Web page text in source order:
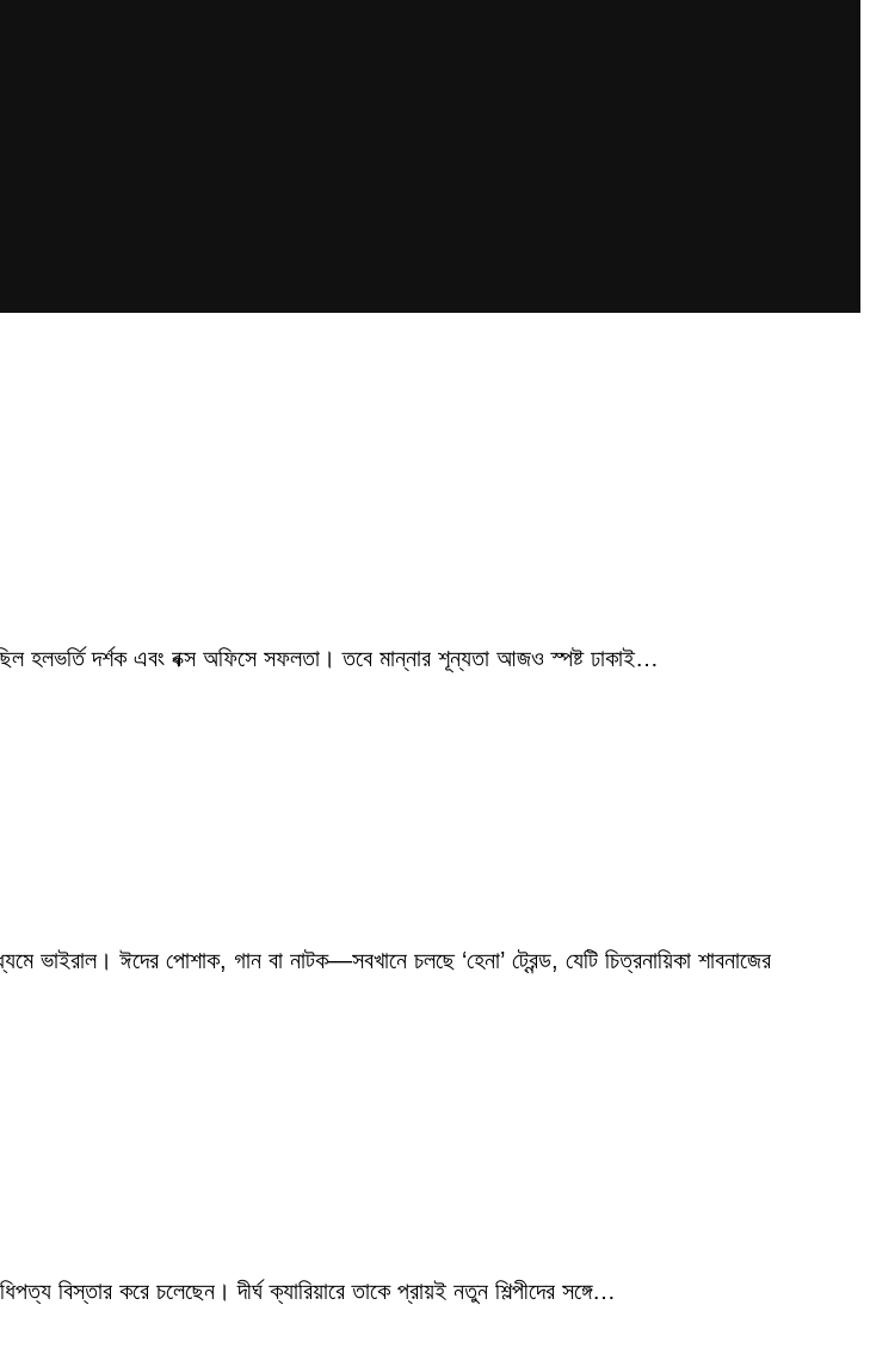
হলভর্তি দর্শক এবং বক্স অফিসে সফলতা। তবে মান্নার শূন্যতা আজও স্পষ্ট ঢাকাই…
ভাইরাল। ঈদের পোশাক, গান বা নাটক—সবখানে চলছে ‘হেনা’ ট্রেন্ড, যেটি চিত্রনায়িকা শাবনাজের
বিস্তার করে চলেছেন। দীর্ঘ ক্যারিয়ারে তাকে প্রায়ই নতুন শিল্পীদের সঙ্গে…